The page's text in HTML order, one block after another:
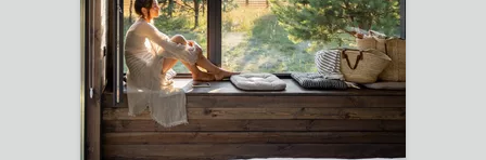
12 Reisen gefunden